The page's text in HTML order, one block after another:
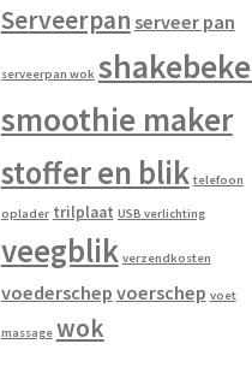
Serveerpan serveer pan
serveerpan wok
smoothie maker
stoffer en blik telefoon
oplader trilplaat USB verlichting
veegblik verzendkosten
voederschep voerschep voet
massage wok